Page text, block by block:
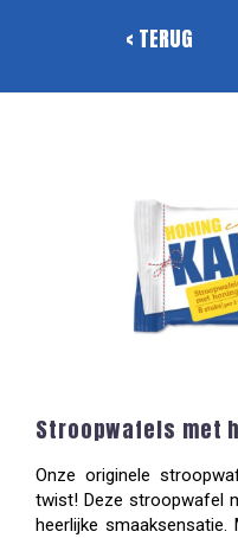
< TERUG
Stroopwafels met
Onze originele
twist! Deze stroopwafel
heerlijke